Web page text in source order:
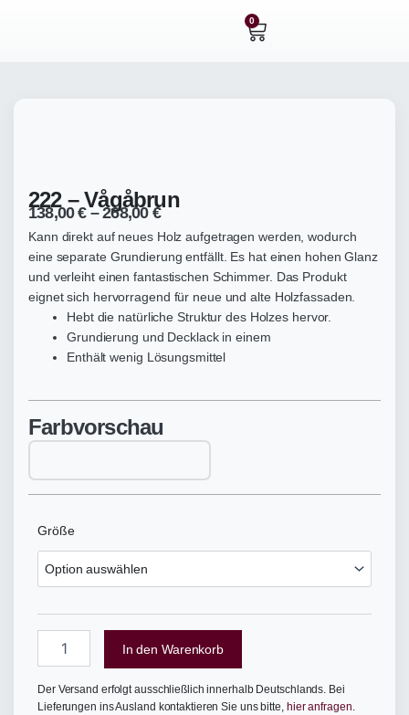
0
Warenkorb
222 – Vågåbrun
138,00€–268,00€
Kann direkt auf neues Holz aufgetragen werden, wodurch
eine separate Grundierung entfällt. Es hat einen hohen Glanz
und verleiht einen fantastischen Schimmer. Das Produkt
eignet sich hervorragend für neue und alte Holzfassaden.
Hebt die natürliche Struktur des Holzes hervor.
Grundierung und Decklack in einem
Enthält wenig Lösungsmittel
Farbvorschau
Größe
222
Vågåbrun
Menge
In den Warenkorb
Der Versand erfolgt ausschließlich innerhalb Deutschlands. Bei
Lieferungen ins Ausland kontaktieren Sie uns bitte, hier anfragen.